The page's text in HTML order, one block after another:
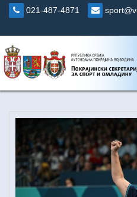
Skip
021-487-4871